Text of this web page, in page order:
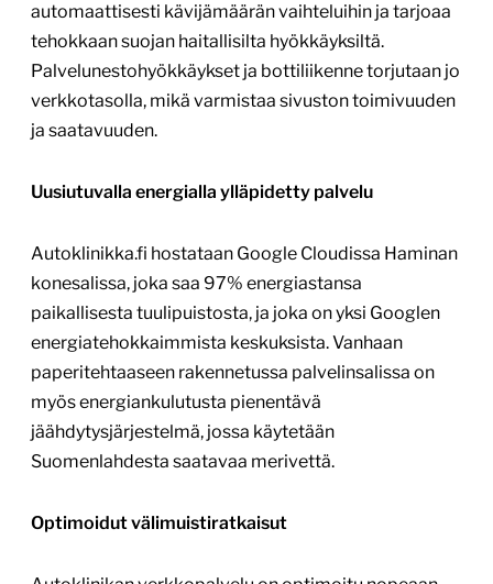
automaattisesti kävijämäärän vaihteluihin ja tarjoaa
tehokkaan suojan haitallisilta hyökkäyksiltä.
Palvelunestohyökkäykset ja bottiliikenne torjutaan jo
verkkotasolla, mikä varmistaa sivuston toimivuuden
ja saatavuuden.
Uusiutuvalla energialla ylläpidetty palvelu
Autoklinikka.fi hostataan Google Cloudissa Haminan
konesalissa, joka saa 97% energiastansa
paikallisesta tuulipuistosta, ja joka on yksi Googlen
energiatehokkaimmista keskuksista. Vanhaan
paperitehtaaseen rakennetussa palvelinsalissa on
myös energiankulutusta pienentävä
jäähdytysjärjestelmä, jossa käytetään
Suomenlahdesta saatavaa merivettä.
Optimoidut välimuistiratkaisut